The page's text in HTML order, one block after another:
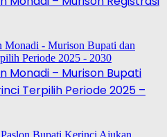
Monadi – Murison Bupati
Terpilih Periode 2025 –